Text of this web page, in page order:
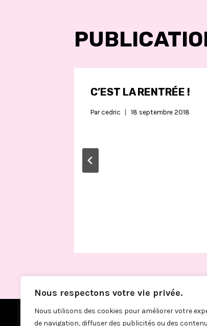
Nous respectons votre vie privée.
Nous utilisons des cookies pour améliorer votre
de navigation, diffuser des publicités ou des
C’EST LA RENTRÉE !
Par cedric 18 septembre 2018